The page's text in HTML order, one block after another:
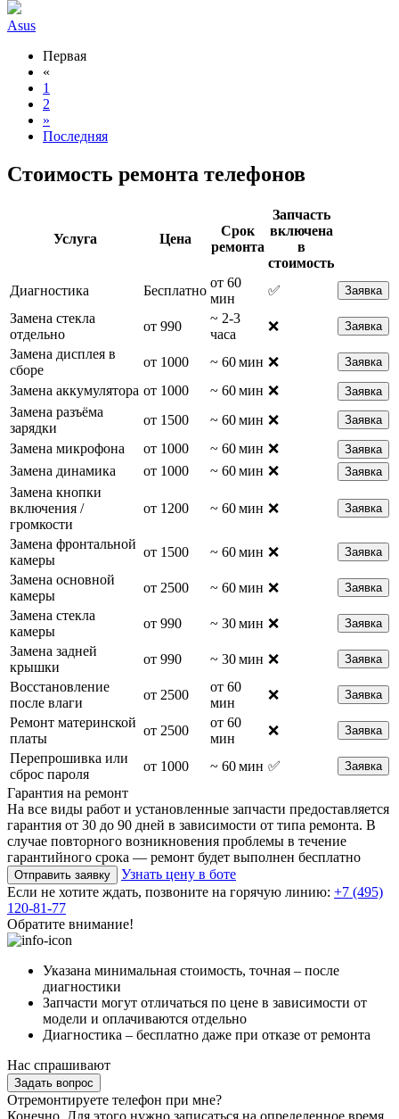
Asus
Первая
«
1
2
»
Последняя
Стоимость ремонта телефонов
Услуга Цена
Срок
ремонта
Запчасть
включена
в
стоимость
Диагностика
Бесплатно
от 60
мин
✅ Заявка
Замена стекла
отдельно
от 990
~ 2-3
часа
❌ Заявка
Замена дисплея в
сборе
от 1000 ~ 60 мин ❌ Заявка
Замена аккумулятора от 1000 ~ 60 мин ❌ Заявка
Замена разъёма
зарядки
от 1500 ~ 60 мин ❌ Заявка
Замена микрофона от 1000 ~ 60 мин ❌ Заявка
Замена динамика от 1000 ~ 60 мин ❌ Заявка
Замена кнопки
включения /
громкости
от 1200 ~ 60 мин ❌ Заявка
Замена фронтальной
камеры
от 1500 ~ 60 мин ❌ Заявка
Замена основной
камеры
от 2500 ~ 60 мин ❌ Заявка
Замена стекла
камеры
от 990 ~ 30 мин ❌ Заявка
Замена задней
крышки
от 990 ~ 30 мин ❌ Заявка
Восстановление
после влаги
от 2500
от 60
мин
❌ Заявка
Ремонт материнской
платы
от 2500
от 60
мин
❌ Заявка
Перепрошивка или
сброс пароля
от 1000 ~ 60 мин ✅ Заявка
Гарантия на ремонт
На все виды работ и установленные запчасти предоставляется
гарантия от 30 до 90 дней в зависимости от типа ремонта. В
случае повторного возникновения проблемы в течение
гарантийного срока — ремонт будет выполнен бесплатно
Отправить заявку
Узнать цену в боте
Если не хотите ждать, позвоните на горячую линию: +7 (495)
120-81-77
Обратите внимание!
Указана минимальная стоимость, точная – после
диагностики
Запчасти могут отличаться по цене в зависимости от
модели и оплачиваются отдельно
Диагностика – бесплатно даже при отказе от ремонта
Нас спрашивают
Задать вопрос
Отремонтируете телефон при мне?
Конечно. Для этого нужно записаться на определенное время